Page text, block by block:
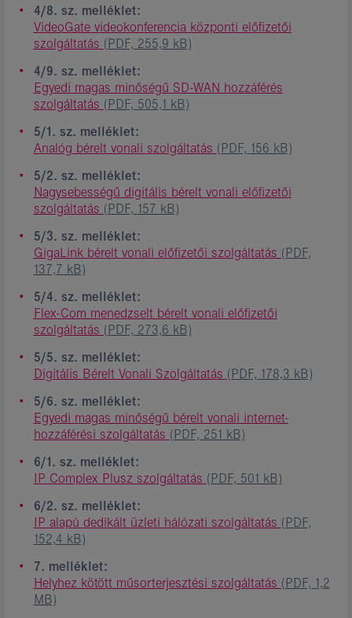
4/8. sz. melléklet:
VideoGate videokonferencia központi előfizetői
szolgáltatás (PDF, 255,9 kB)
4/9. sz. melléklet:
Egyedi magas minőségű SD-WAN hozzáférés
szolgáltatás (PDF, 505,1 kB)
5/1. sz. melléklet:
Analóg bérelt vonali szolgáltatás (PDF, 156 kB)
5/2. sz. melléklet:
Nagysebességű digitális bérelt vonali előfizetői
szolgáltatás (PDF, 157 kB)
5/3. sz. melléklet:
GigaLink bérelt vonali előfizetői szolgáltatás (PDF,
137,7 kB)
5/4. sz. melléklet:
Flex-Com menedzselt bérelt vonali előfizetői
szolgáltatás (PDF, 273,6 kB)
5/5. sz. melléklet:
Digitális Bérelt Vonali Szolgáltatás (PDF, 178,3 kB)
5/6. sz. melléklet:
Egyedi magas minőségű bérelt vonali internet-
hozzáférési szolgáltatás (PDF, 251 kB)
6/1. sz. melléklet:
IP Complex Plusz szolgáltatás (PDF, 501 kB)
6/2. sz. melléklet:
IP alapú dedikált üzleti hálózati szolgáltatás (PDF,
152,4 kB)
7. melléklet:
Helyhez kötött műsorterjesztési szolgáltatás (PDF, 1,2
MB)